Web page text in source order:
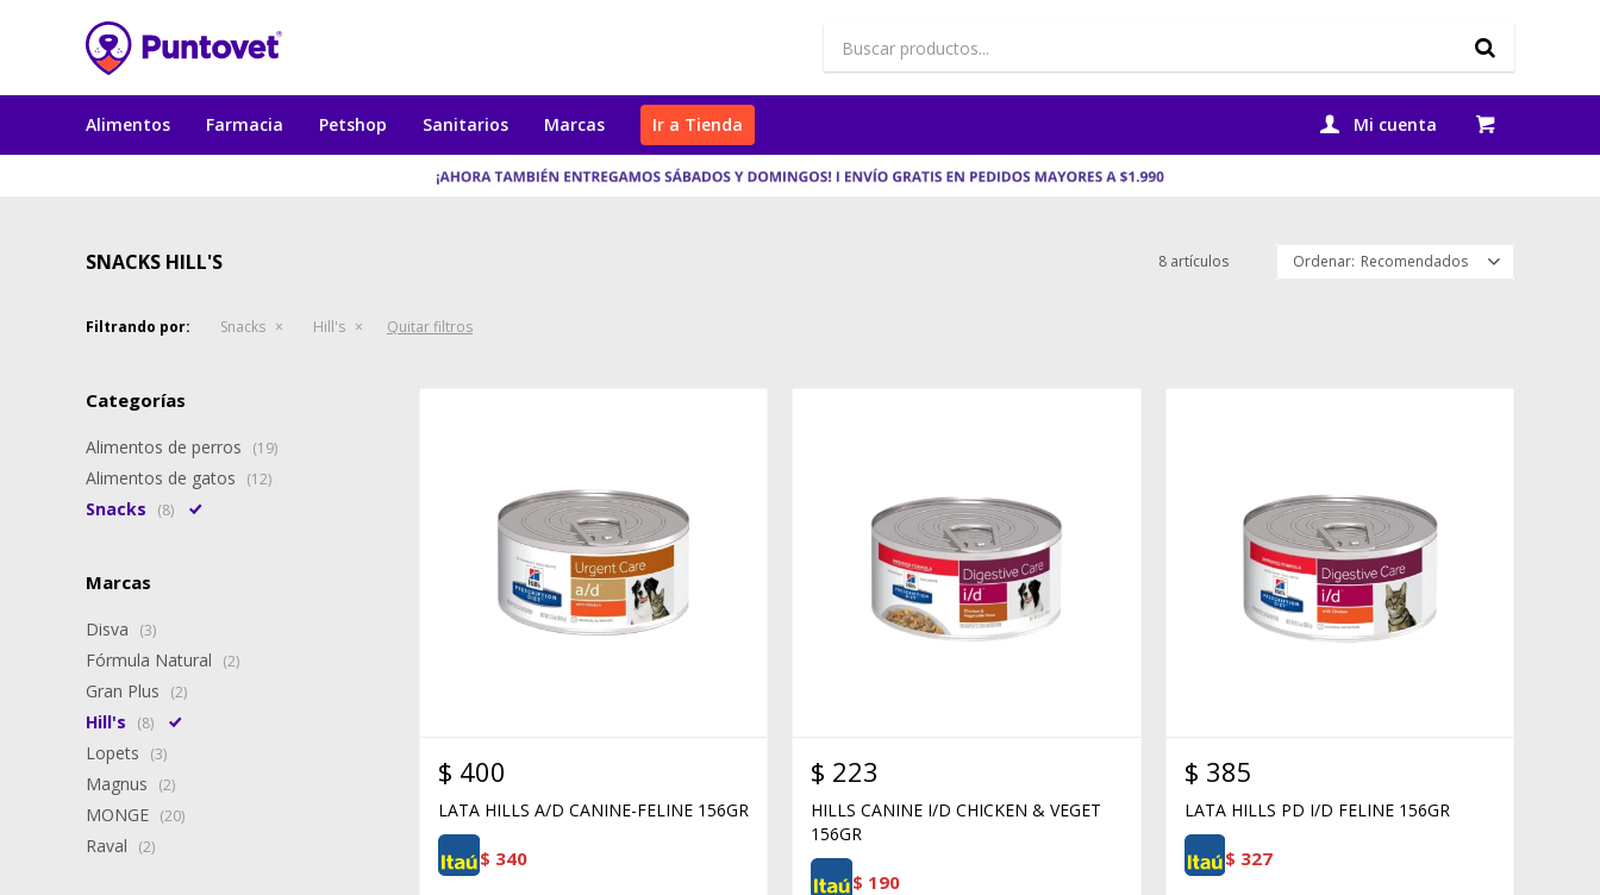
Alimentos Farmacia Petshop Sanitarios Marcas Ir a Tienda
SNACKS HILL'S 8 artículos Recomendados
Filtrando por: Snacks Hill's Quitar filtros
$ 400
LATA HILLS A/D CANINE-FELINE 156GR
$ 340
$ 223
HILLS CANINE I/D CHICKEN & VEGET
156GR
$ 190
$ 385
LATA HILLS PD I/D FELINE 156GR
$ 327
Categorías
Alimentos de perros (19)
Alimentos de gatos (12)
Snacks (8)
Marcas
Disva (3)
Fórmula Natural (2)
Gran Plus (2)
Hill's (8)
Lopets (3)
Magnus (2)
MONGE (20)
Raval (2)